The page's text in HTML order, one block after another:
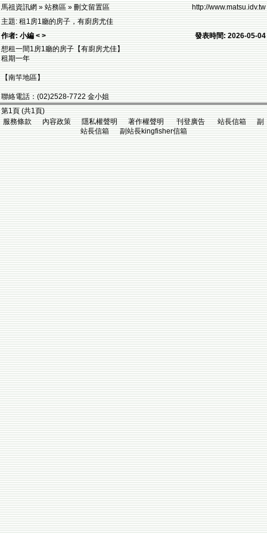
馬祖資訊網 » 站務區 » 刪文留置區
http://www.matsu.idv.tw
主題: 租1房1廳的房子，有廚房尤佳
作者: 小編 < >
發表時間: 2026-05-04
想租一間1房1廳的房子【有廚房尤佳】
租期一年
【南竿地區】
聯絡電話：(02)2528-7722 金小姐
第1頁 (共1頁)
服務條款 內容政策 隱私權聲明 著作權聲明 刊登廣告 站長信箱 副
站長信箱 副站長kingfisher信箱